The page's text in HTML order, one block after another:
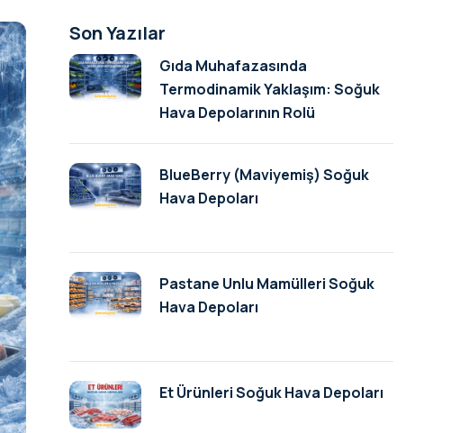
Son Yazılar
Gıda Muhafazasında
Termodinamik Yaklaşım: Soğuk
Hava Depolarının Rolü
BlueBerry (Maviyemiş) Soğuk
Hava Depoları
Pastane Unlu Mamülleri Soğuk
Hava Depoları
Et Ürünleri Soğuk Hava Depoları